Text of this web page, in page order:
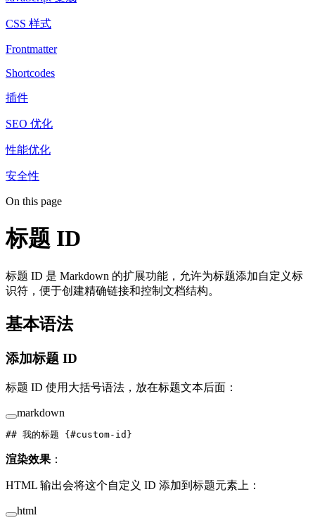
CSS 样式
Frontmatter
Shortcodes
插件
SEO 优化
性能优化
安全性
On this page
标题 ID
标题 ID 是 Markdown 的扩展功能，允许为标题添加自定义标
识符，便于创建精确链接和控制文档结构。
基本语法
添加标题 ID
标题 ID 使用大括号语法，放在标题文本后面：
markdown
## 我的标题 {#custom-id}
渲染效果：
HTML 输出会将这个自定义 ID 添加到标题元素上：
html